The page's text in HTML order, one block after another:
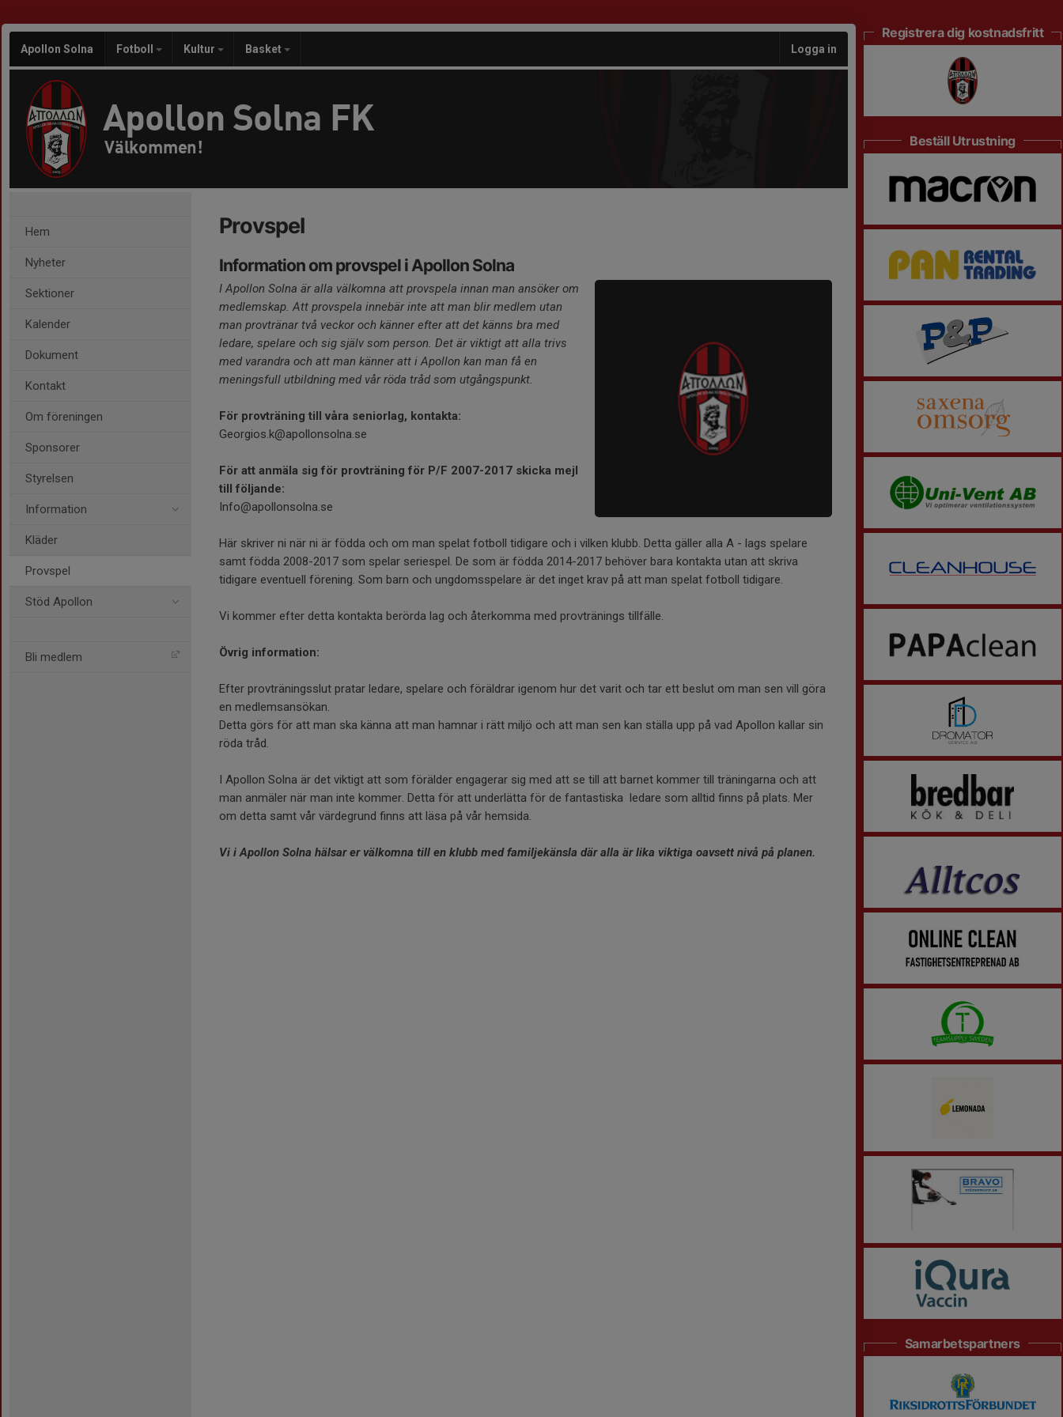
Apollon Solna Fotboll Kultur Basket Logga in
Apollon Solna FK
Välkommen!
Hem
Nyheter
Sektioner
Kalender
Dokument
Kontakt
Om föreningen
Sponsorer
Styrelsen
Information
Kläder
Provspel
Stöd Apollon
Bli medlem
Provspel
Information om provspel i Apollon Solna
I Apollon Solna är alla välkomna att provspela innan man ansöker om
medlemskap. Att provspela innebär inte att man blir medlem utan
man provtränar två veckor och känner efter att det känns bra med
ledare, spelare och sig själv som person. Det är viktigt att alla trivs
med varandra och att man känner att i Apollon kan man få en
meningsfull utbildning med vår röda tråd som utgångspunkt.
För provträning till våra seniorlag, kontakta:
Georgios.k@apollonsolna.se
För att anmäla sig för provträning för P/F 2007-2017 skicka mejl
till följande:
Info@apollonsolna.se
Här skriver ni när ni är födda och om man spelat fotboll tidigare och i vilken klubb. Detta gäller alla A - lags spelare
samt födda 2008-2017 som spelar seriespel. De som är födda 2014-2017 behöver bara kontakta utan att skriva
tidigare eventuell förening. Som barn och ungdomsspelare är det inget krav på att man spelat fotboll tidigare.
Vi kommer efter detta kontakta berörda lag och återkomma med provtränings tillfälle.
Övrig information:
Efter provträningsslut pratar ledare, spelare och föräldrar igenom hur det varit och tar ett beslut om man sen vill göra
en medlemsansökan.
Detta görs för att man ska känna att man hamnar i rätt miljö och att man sen kan ställa upp på vad Apollon kallar sin
röda tråd.
I Apollon Solna är det viktigt att som förälder engagerar sig med att se till att barnet kommer till träningarna och att
man anmäler när man inte kommer. Detta för att underlätta för de fantastiska ledare som alltid finns på plats. Mer
om detta samt vår värdegrund finns att läsa på vår hemsida.
Vi i Apollon Solna hälsar er välkomna till en klubb med familjekänsla där alla är lika viktiga oavsett nivå på planen.
Registrera dig kostnadsfritt
Beställ Utrustning
Samarbetspartners